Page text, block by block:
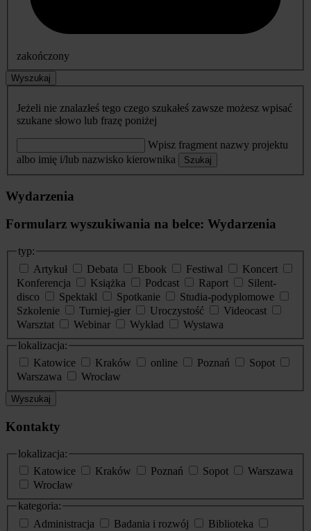
zakończony
Wyszukaj
Jeżeli nie znalazłeś tego czego szukałeś zawsze możesz wpisać
szukane słowo lub frazę poniżej
Wpisz fragment nazwy projektu
albo imię i/lub nazwisko kierownika
Szukaj
Wydarzenia
Formularz wyszukiwania na belce: Wydarzenia
typ:
Artykuł
Debata Ebook Festiwal
Koncert
Konferencja
Książka Podcast Raport
Silent-
disco
Spektakl Spotkanie
Studia-podyplomowe
Szkolenie
Turniej-gier Uroczystość
Videocast
Warsztat
Webinar Wykład
Wystawa
lokalizacja:
Katowice
Kraków online Poznań
Sopot
Warszawa
Wrocław
Wyszukaj
Kontakty
lokalizacja:
Katowice
Kraków Poznań Sopot
Warszawa
Wrocław
kategoria:
Administracja
Badania i rozwój
Biblioteka